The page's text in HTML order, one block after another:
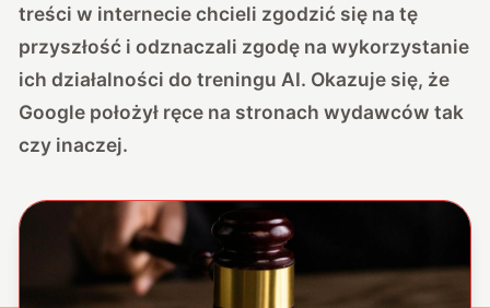
treści w internecie chcieli zgodzić się na tę
przyszłość i odznaczali zgodę na wykorzystanie
ich działalności do treningu AI. Okazuje się, że
Google położył ręce na stronach wydawców tak
czy inaczej.